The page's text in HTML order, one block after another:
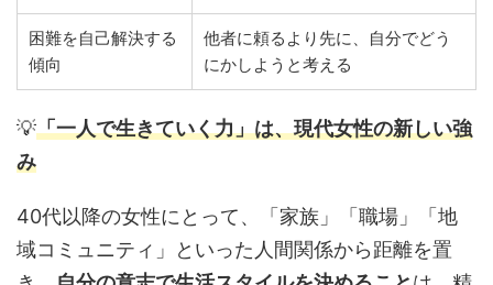
困難を自己解決する
傾向
他者に頼るより先に、自分でどう
にかしようと考える
💡「一人で生きていく力」は、現代女性の新しい強
み
40代以降の女性にとって、「家族」「職場」「地
域コミュニティ」といった人間関係から距離を置